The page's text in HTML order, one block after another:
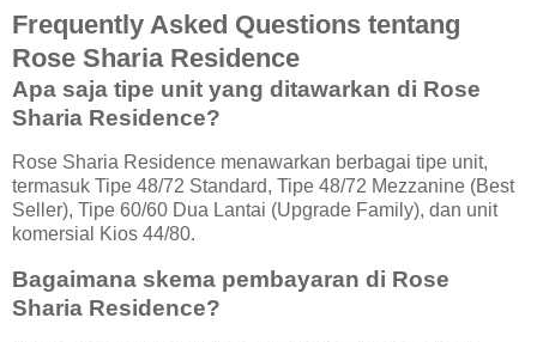
Frequently Asked Questions tentang
Rose Sharia Residence
Apa saja tipe unit yang ditawarkan di Rose
Sharia Residence?
Rose Sharia Residence menawarkan berbagai tipe unit,
termasuk Tipe 48/72 Standard, Tipe 48/72 Mezzanine (Best
Seller), Tipe 60/60 Dua Lantai (Upgrade Family), dan unit
komersial Kios 44/80.
Bagaimana skema pembayaran di Rose
Sharia Residence?